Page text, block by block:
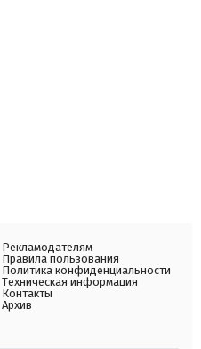
Рекламодателям
Правила пользования
Политика конфиденциальности
Техническая информация
Контакты
Архив